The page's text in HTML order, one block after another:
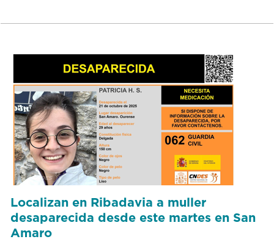
Localizan en Ribadavia a muller
desaparecida desde este martes en San
Amaro